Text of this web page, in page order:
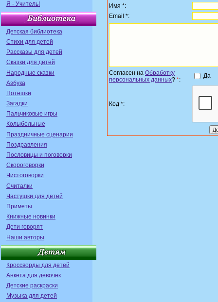
Я - Учитель!
Детская библиотека
Стихи для детей
Рассказы для детей
Сказки для детей
Народные сказки
Азбука
Потешки
Загадки
Пальчиковые игры
Колыбельные
Праздничные сценарии
Поздравления
Пословицы и поговорки
Скороговорки
Чистоговорки
Считалки
Частушки для детей
Приметы
Книжные новинки
Дети говорят
Наши авторы
Кроссворды для детей
Анкета для девочек
Детские раскраски
Музыка для детей
Имя *:
Email *:
Согласен на Обработку
персональных данных? *:
Да
Код *: